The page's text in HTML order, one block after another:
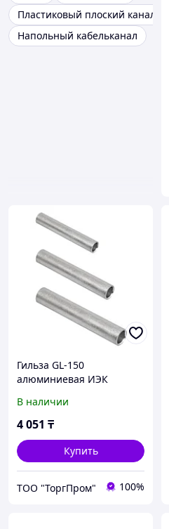
Пластиковый плоский канал
Напольный кабельканал
Гильза GL-150
алюминиевая ИЭК
В наличии
4 051 ₸
Купить
ТОО "ТоргПром" 100%